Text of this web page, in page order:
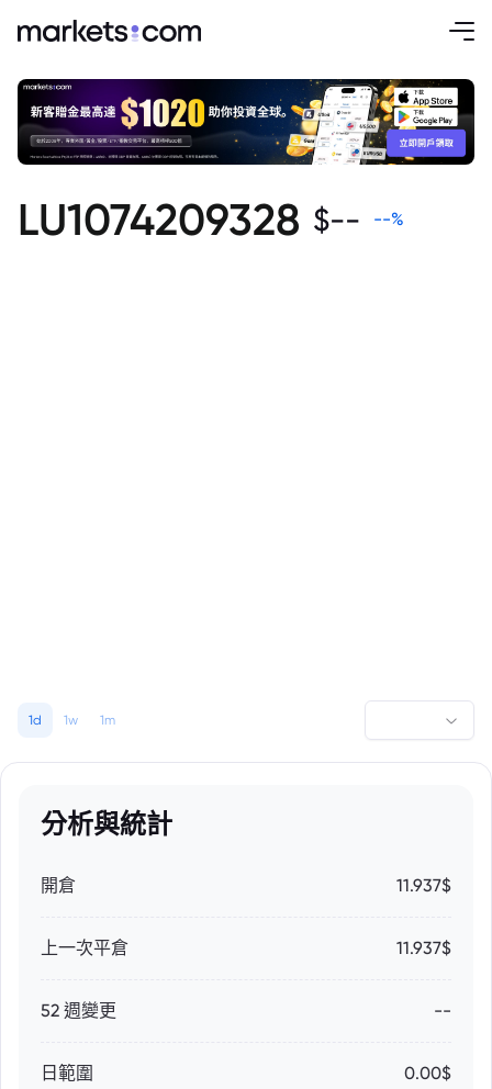
LU1074209328 $-- --%
1d 1w 1m
分析與統計
開倉 11.937$
上一次平倉 11.937$
52 週變更 --
日範圍 0.00$